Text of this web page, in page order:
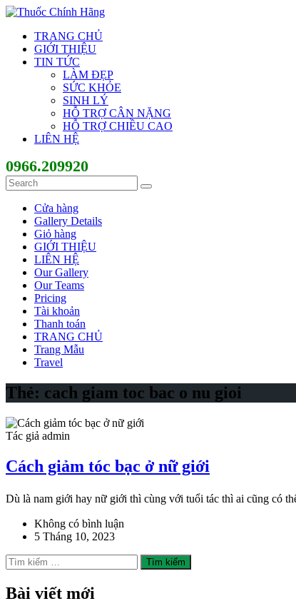
TRANG CHỦ
GIỚI THIỆU
TIN TỨC
LÀM ĐẸP
SỨC KHỎE
SINH LÝ
HỖ TRỢ CÂN NẶNG
HỖ TRỢ CHIỀU CAO
LIÊN HỆ
0966.209920
Cửa hàng
Gallery Details
Giỏ hàng
GIỚI THIỆU
LIÊN HỆ
Our Gallery
Our Teams
Pricing
Tài khoản
Thanh toán
TRANG CHỦ
Trang Mẫu
Travel
Thẻ: cach giam toc bac o nu gioi
Tác giả admin
Cách giảm tóc bạc ở nữ giới
Dù là nam giới hay nữ giới thì cùng với tuổi tác thì ai cũng có
Không có bình luận
5 Tháng 10, 2023
Tìm
kiếm
cho:
Bài viết mới